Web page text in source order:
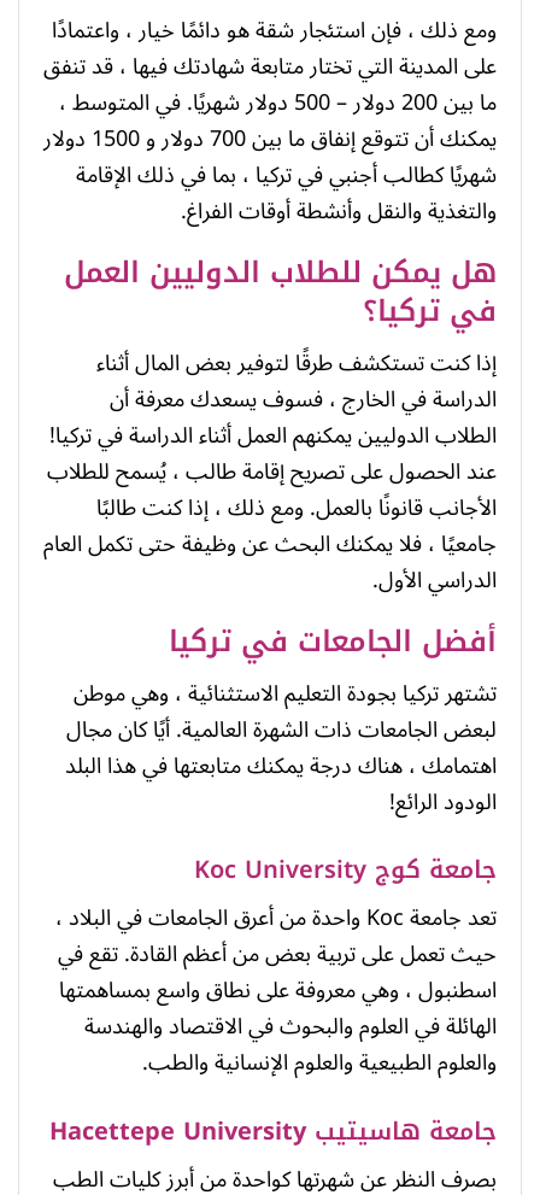
ومع ذلك ، فإن استئجار شقة هو دائمًا خيار ، واعتمادًا
على المدينة التي تختار متابعة شهادتك فيها ، قد تنفق
ما بين 200 دولار – 500 دولار شهريًا. في المتوسط ،
يمكنك أن تتوقع إنفاق ما بين 700 دولار و 1500 دولار
شهريًا كطالب أجنبي في تركيا ، بما في ذلك الإقامة
والتغذية والنقل وأنشطة أوقات الفراغ.
هل يمكن للطلاب الدوليين العمل
في تركيا؟
إذا كنت تستكشف طرقًا لتوفير بعض المال أثناء
الدراسة في الخارج ، فسوف يسعدك معرفة أن
الطلاب الدوليين يمكنهم العمل أثناء الدراسة في تركيا!
عند الحصول على تصريح إقامة طالب ، يُسمح للطلاب
الأجانب قانونًا بالعمل. ومع ذلك ، إذا كنت طالبًا
جامعيًا ، فلا يمكنك البحث عن وظيفة حتى تكمل العام
الدراسي الأول.
أفضل الجامعات في تركيا
تشتهر تركيا بجودة التعليم الاستثنائية ، وهي موطن
لبعض الجامعات ذات الشهرة العالمية. أيًا كان مجال
اهتمامك ، هناك درجة يمكنك متابعتها في هذا البلد
الودود الرائع!
جامعة كوج Koc University
تعد جامعة Koc واحدة من أعرق الجامعات في البلاد ،
حيث تعمل على تربية بعض من أعظم القادة. تقع في
اسطنبول ، وهي معروفة على نطاق واسع بمساهمتها
الهائلة في العلوم والبحوث في الاقتصاد والهندسة
والعلوم الطبيعية والعلوم الإنسانية والطب.
جامعة هاسيتيبHacettepe University
بصرف النظر عن شهرتها كواحدة من أبرز كليات الطب